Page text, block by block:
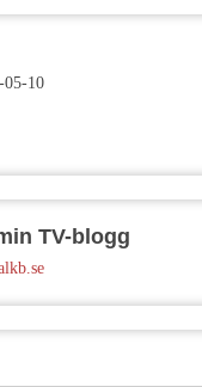
05-10
TV-blogg